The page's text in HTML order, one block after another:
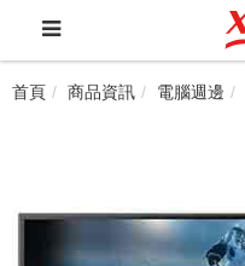
首頁 商品資訊 電腦週邊